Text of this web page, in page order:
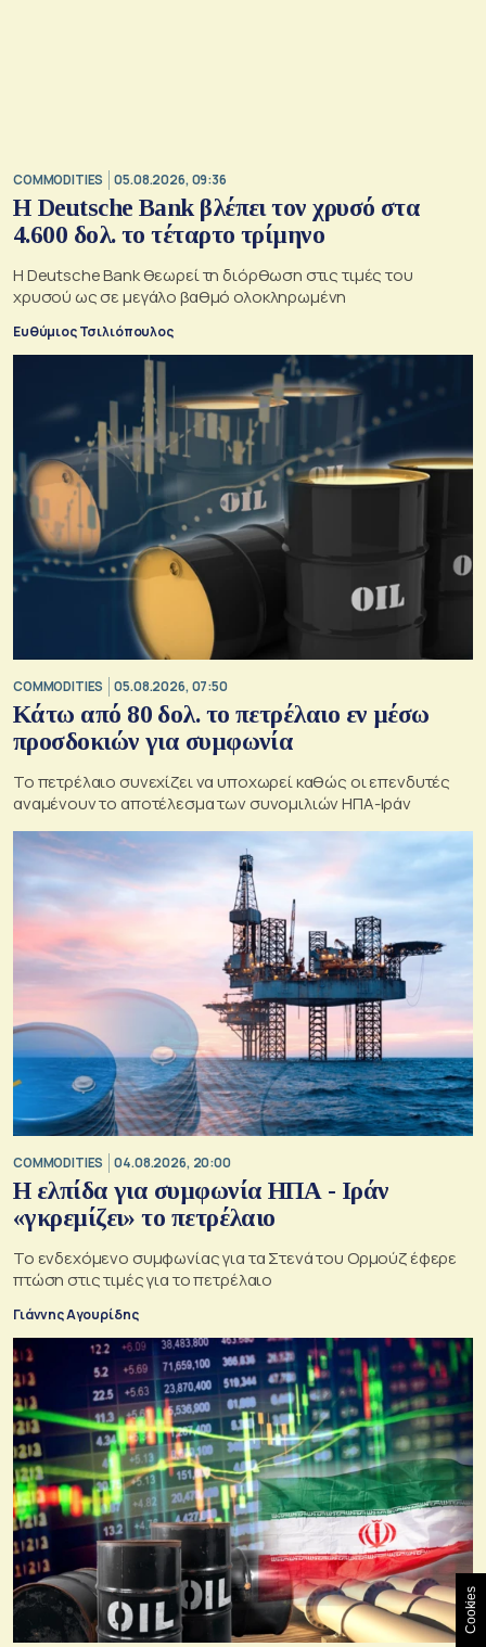
COMMODITIES 05.08.2026, 09:36
Η Deutsche Bank βλέπει τον χρυσό στα
4.600 δολ. το τέταρτο τρίμηνο
Η Deutsche Bank θεωρεί τη διόρθωση στις τιμές του
χρυσού ως σε μεγάλο βαθμό ολοκληρωμένη
Ευθύμιος Τσιλιόπουλος
COMMODITIES 05.08.2026, 07:50
Κάτω από 80 δολ. το πετρέλαιο εν μέσω
προσδοκιών για συμφωνία
Το πετρέλαιο συνεχίζει να υποχωρεί καθώς οι επενδυτές
αναμένουν το αποτέλεσμα των συνομιλιών ΗΠΑ-Ιράν
COMMODITIES 04.08.2026, 20:00
Η ελπίδα για συμφωνία ΗΠΑ - Ιράν
«γκρεμίζει» το πετρέλαιο
Το ενδεχόμενο συμφωνίας για τα Στενά του Ορμούζ έφερε
πτώση στις τιμές για το πετρέλαιο
Γιάννης Αγουρίδης
Cookies